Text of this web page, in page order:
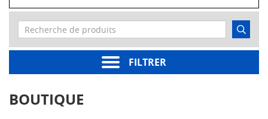
FILTRER
t
e
r
moteur
BOUTIQUE